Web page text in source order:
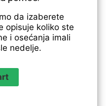
da izaberete
opisuje koliko ste
i osećanja imali
nedelje.